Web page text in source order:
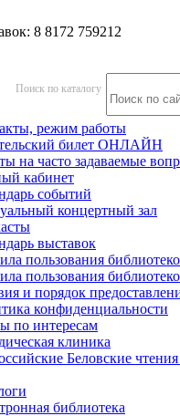
8 8172 759212
Поиск по каталогу
режим работы
билет ОНЛАЙН
на часто задаваемые
кабинет
событий
концертный зал
выставок
пользования
пользования
и порядок
конфиденциальности
по интересам
клиника
Беловские
библиотека